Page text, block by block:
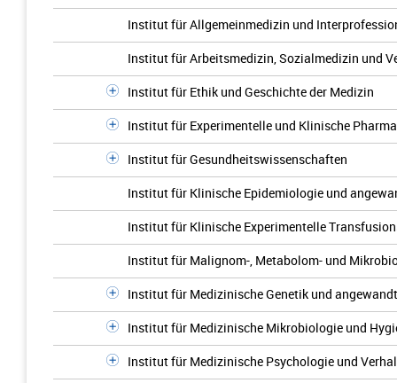
Institut für Allgemeinmedizin und
Institut für Arbeitsmedizin, Sozialmedizin und
Institut für Ethik und Geschichte der Medizin
Institut für Experimentelle und Klinische
Institut für Gesundheitswissenschaften
Institut für Klinische Epidemiologie und
Institut für Klinische Experimentelle
Institut für Malignom-, Metabolom- und
Institut für Medizinische Genetik und
Institut für Medizinische Mikrobiologie und
Institut für Medizinische Psychologie und